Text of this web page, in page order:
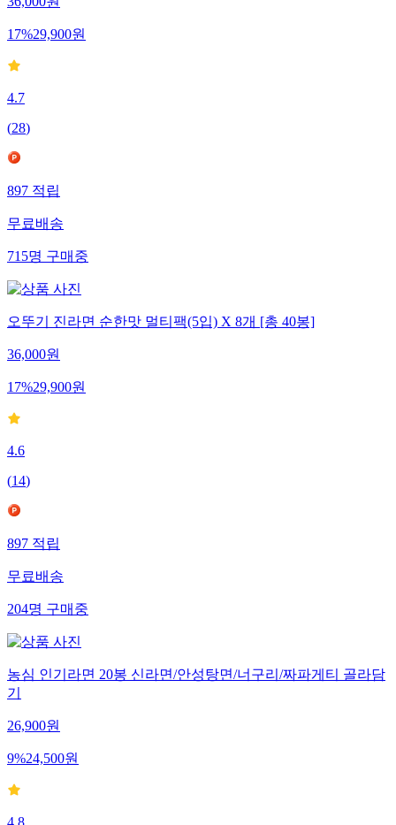
36,000원
17%29,900원
4.7
(28)
897적립
무료배송
715명구매중
오뚜기 진라면 순한맛 멀티팩(5입) X 8개 [총 40봉]
36,000원
17%29,900원
4.6
(14)
897적립
무료배송
204명구매중
농심 인기라면 20봉 신라면/안성탕면/너구리/짜파게티 골라담
기
26,900원
9%24,500원